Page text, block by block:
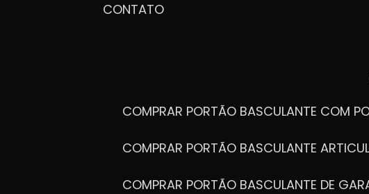
CONTATO
COMPRAR PORTÃO BASCULANTE COM
COMPRAR PORTÃO BASCULANTE
COMPRAR PORTÃO BASCULANTE DE